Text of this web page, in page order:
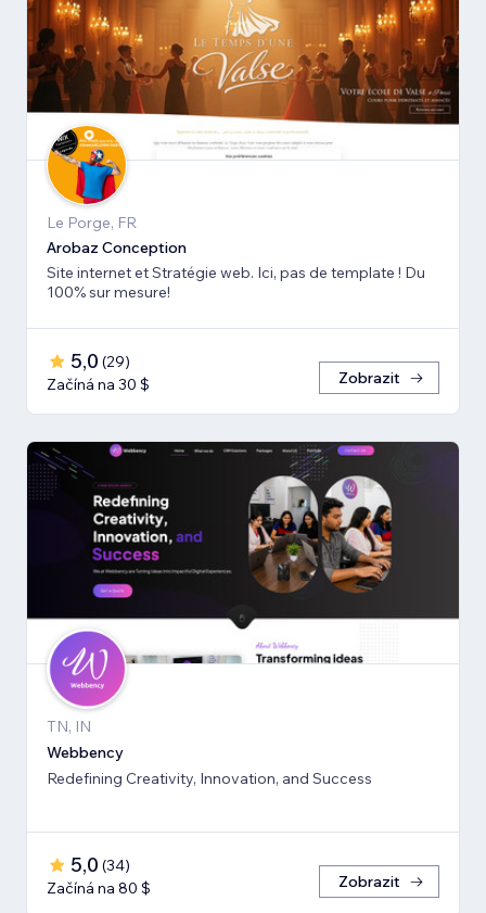
Le Porge, FR
Arobaz Conception
Site internet et Stratégie web. Ici, pas de template ! Du
100% sur mesure!
5,0 (29)
Začíná na 30 $
Zobrazit
TN, IN
Webbency
Redefining Creativity, Innovation, and Success
5,0 (34)
Začíná na 80 $
Zobrazit